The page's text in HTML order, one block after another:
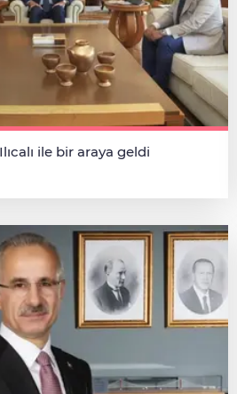
ile bir araya geldi